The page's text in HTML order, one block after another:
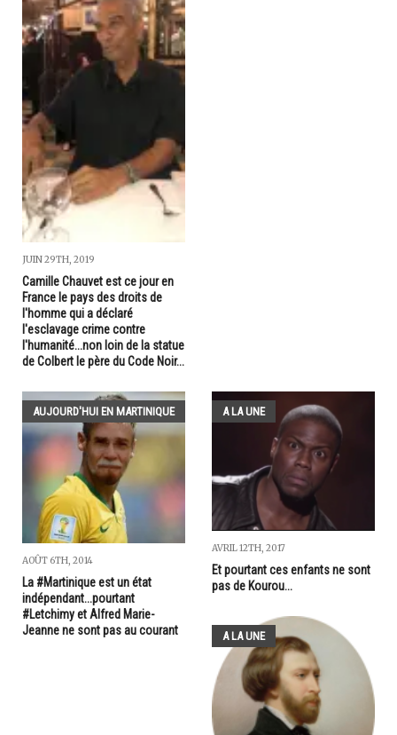
JUIN 29TH, 2019
Camille Chauvet est ce jour en
France le pays des droits de
l'homme qui a déclaré
l'esclavage crime contre
l'humanité...non loin de la statue
de Colbert le père du Code Noir...
AUJOURD'HUI EN MARTINIQUE
AOÛT 6TH, 2014
La #Martinique est un état
indépendant...pourtant
#Letchimy et Alfred Marie-
Jeanne ne sont pas au courant
A LA UNE
AVRIL 12TH, 2017
Et pourtant ces enfants ne sont
pas de Kourou...
A LA UNE